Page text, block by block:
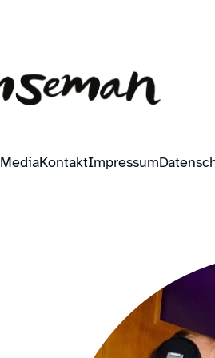
MediaKontaktImpressum